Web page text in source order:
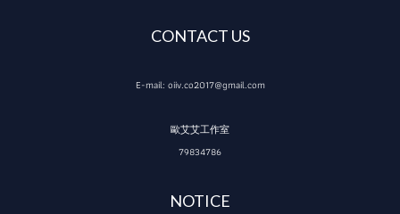
CONTACT US
E-mail: oiiv.co2017@gmail.com
歐艾艾工作室
79834786
NOTICE